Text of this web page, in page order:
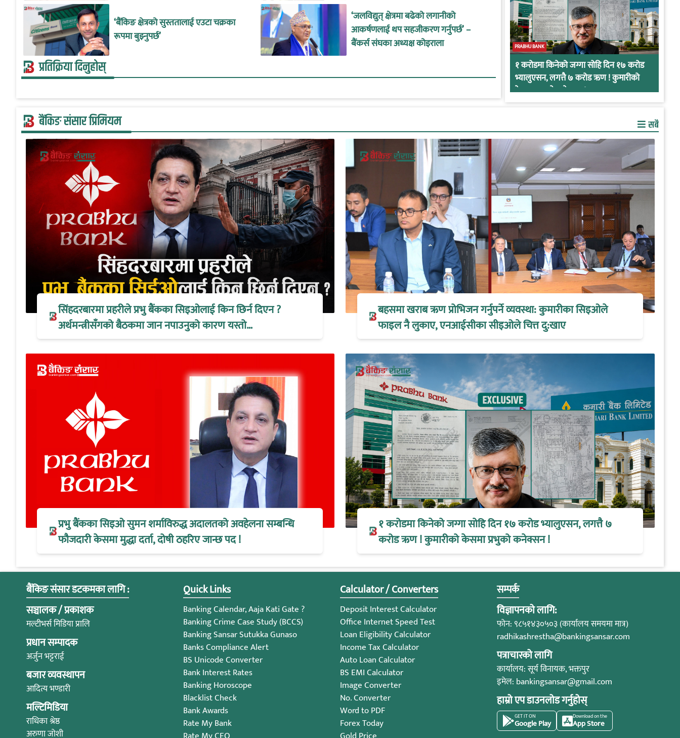
‘बैंकिङ क्षेत्रको सुस्ततालाई एउटा चक्रका
रूपमा बुझ्नुपर्छ’
‘जलविद्युत् क्षेत्रमा बढेको लगानीको
आकर्षणलाई थप सहजीकरण गर्नुपर्छ’ –
बैंकर्स संघका अध्यक्ष कोइराला
प्रतिक्रिया दिनुहोस्
PRABHU BANK
१ करोडमा किनेको जग्गा सोहि दिन १७ करोड
भ्यालुएसन, लगत्तै ७ करोड ऋण ! कुमारीको
केसमा प्रभुको कनेक्सन !
बैंकिङ संसार प्रिमियम सबै
सिंहदरबारमा प्रहरीले प्रभु बैंकका सिइओलाई किन छिर्न दिएन ?
अर्थमन्त्रीसँगको बैठकमा जान नपाउनुको कारण यस्तो…
बहसमा खराब ऋण प्रोभिजन गर्नुपर्ने व्यवस्था: कुमारीका सिइओले
फाइल नै लुकाए, एनआईसीका सीइओले चित्त दु:खाए
प्रभु बैंकका सिइओ सुमन शर्माविरुद्ध अदालतको अवहेलना सम्बन्धि
फौजदारी केसमा मुद्धा दर्ता, दोषी ठहरिए जान्छ पद !
१ करोडमा किनेको जग्गा सोहि दिन १७ करोड भ्यालुएसन, लगत्तै ७
करोड ऋण ! कुमारीको केसमा प्रभुको कनेक्सन !
बैंकिङ संसार डटकमका लागि :
सञ्चालक / प्रकाशक
मल्टीभर्स मिडिया प्रालि
प्रधान सम्पादक
अर्जुन भट्टराई
बजार व्यवस्थापन
आदित्य भण्डारी
मल्टिमिडिया
राधिका श्रेष्ठ
अरुणा जोशी
Quick Links
Banking Calendar, Aaja Kati Gate ?
Banking Crime Case Study (BCCS)
Banking Sansar Sutukka Gunaso
Banks Compliance Alert
BS Unicode Converter
Bank Interest Rates
Banking Horoscope
Blacklist Check
Bank Awards
Rate My Bank
Calculator / Converters
Deposit Interest Calculator
Office Internet Speed Test
Loan Eligibility Calculator
Income Tax Calculator
Auto Loan Calculator
BS EMI Calculator
Image Converter
No. Converter
Word to PDF
Forex Today
सम्पर्क
विज्ञापनको लागि:
फोन: ९८५१४३०५०३ (कार्यालय समयमा मात्र)
radhikashrestha@bankingsansar.com
पत्राचारको लागि
कार्यालय: सूर्य विनायक, भक्तपुर
इमेल: bankingsansar@gmail.com
हाम्रो एप डाउनलोड गर्नुहोस्
GET IT ON
Google Play
Download on the
App Store